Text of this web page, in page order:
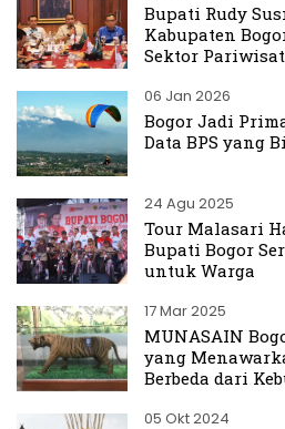
Bupati Rudy
Kabupaten
Sektor
06 Jan 2026
Bogor Jadi
Data BPS yang
24 Agu 2025
Tour Malasari
Bupati Bogor
untuk Warga
17 Mar 2025
MUNASAIN
yang
Berbeda dari
05 Okt 2024